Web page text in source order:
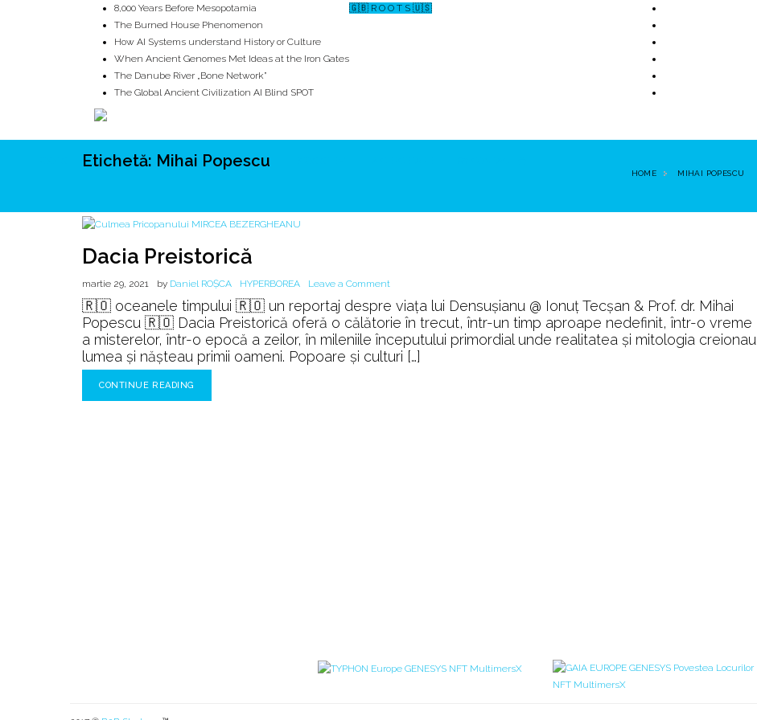
🇬🇧 R O O T S 🇺🇸
8,000 Years Before Mesopotamia
The Burned House Phenomenon
How AI Systems understand History or Culture
When Ancient Genomes Met Ideas at the Iron Gates
The Danube River „Bone Network”
The Global Ancient Civilization AI Blind SPOT
UNRIVALS ISTORIE MITOLOGIE
Etichetă: Mihai Popescu
HOME MIHAI POPESCU
Dacia Preistorică
martie 29, 2021 by Daniel ROȘCA HYPERBOREA Leave a Commenton
Dacia
Preistorică
🇷🇴 oceanele timpului 🇷🇴 un reportaj despre viața lui Densușianu @ Ionuț Tecșan & Prof. dr. Mihai
Popescu 🇷🇴 Dacia Preistorică oferă o călătorie în trecut, într-un timp aproape nedefinit, într-o vreme
a misterelor, într-o epocă a zeilor, în mileniile începutului primordial unde realitatea și mitologia creionau
lumea și nășteau primii oameni. Popoare și culturi […]
CONTINUE READING